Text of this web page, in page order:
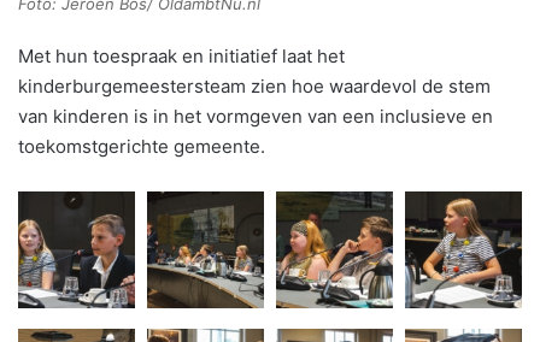
Met hun toespraak en initiatief laat het
kinderburgemeestersteam zien hoe waardevol de stem
van kinderen is in het vormgeven van een inclusieve en
toekomstgerichte gemeente.